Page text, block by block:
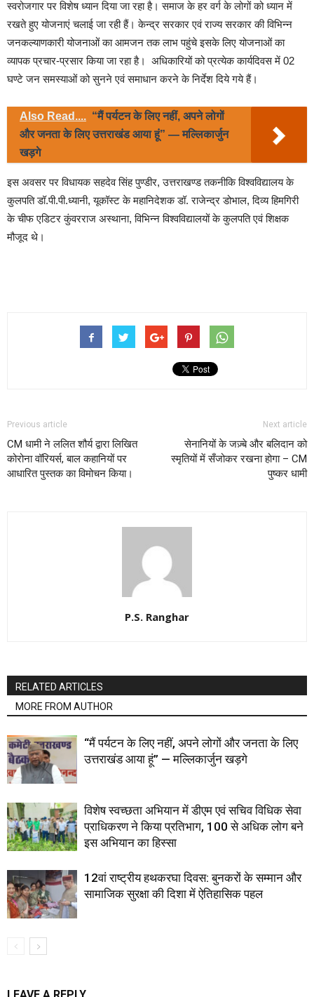
स्वरोजगार पर विशेष ध्यान दिया जा रहा है। समाज के हर वर्ग के लोगों को ध्यान में
रखते हुए योजनाएं चलाई जा रही हैं। केन्द्र सरकार एवं राज्य सरकार की विभिन्न
जनकल्याणकारी योजनाओं का आमजन तक लाभ पहुंचे इसके लिए योजनाओं का
व्यापक प्रचार-प्रसार किया जा रहा है। अधिकारियों को प्रत्येक कार्यदिवस में 02
घण्टे जन समस्याओं को सुनने एवं समाधान करने के निर्देश दिये गये हैं।
Also Read.... “मैं पर्यटन के लिए नहीं, अपने लोगों
और जनता के लिए उत्तराखंड आया हूं” — मल्लिकार्जुन
खड़गे
इस अवसर पर विधायक सहदेव सिंह पुण्डीर, उत्तराखण्ड तकनीकि विश्वविद्यालय के
कुलपति डॉ.पी.पी.ध्यानी, यूकॉस्ट के महानिदेशक डॉ. राजेन्द्र डोभाल, दिव्य हिमगिरी
के चीफ एडिटर कुंवरराज अस्थाना, विभिन्न विश्वविद्यालयों के कुलपति एवं शिक्षक
मौजूद थे।
Previous article
CM धामी ने ललित शौर्य द्वारा लिखित
कोरोना वॉरियर्स, बाल कहानियों पर
आधारित पुस्तक का विमोचन किया।
Next article
सेनानियों के जज़्बे और बलिदान को
स्मृतियों में सँजोकर रखना होगा – CM
पुष्कर धामी
P.S. Ranghar
RELATED ARTICLES
MORE FROM AUTHOR
“मैं पर्यटन के लिए नहीं, अपने लोगों और जनता के लिए
उत्तराखंड आया हूं” — मल्लिकार्जुन खड़गे
विशेष स्वच्छता अभियान में डीएम एवं सचिव विधिक सेवा
प्राधिकरण ने किया प्रतिभाग, 100 से अधिक लोग बने
इस अभियान का हिस्सा
12वां राष्ट्रीय हथकरघा दिवस: बुनकरों के सम्मान और
सामाजिक सुरक्षा की दिशा में ऐतिहासिक पहल